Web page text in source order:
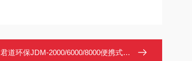
君道环保JDM-2000/6000/8000便携式气体检测仪 泵吸HCN测定